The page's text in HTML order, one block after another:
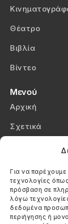
Για να παρέχουμε
τεχνολογίες
πρόσβαση σε
λόγω
δεδομένα
περιήγησης ή
Θέατρο
Βιβλία
Βίντεο
Μενού
Αρχική
Σχετικά
Πολιτική
Στοιχεία
Καλεσέ μας